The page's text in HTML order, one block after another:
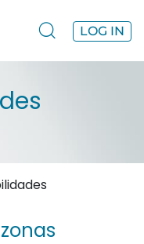
LOG IN